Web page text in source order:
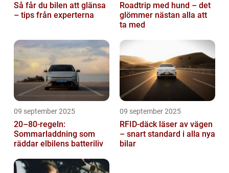
Så får du bilen att glänsa
– tips från experterna
Roadtrip med hund – det
glömmer nästan alla att
ta med
09 september 2025
20–80-regeln:
Sommarladdning som
räddar elbilens batteriliv
09 september 2025
RFID-däck läser av vägen
– snart standard i alla nya
bilar